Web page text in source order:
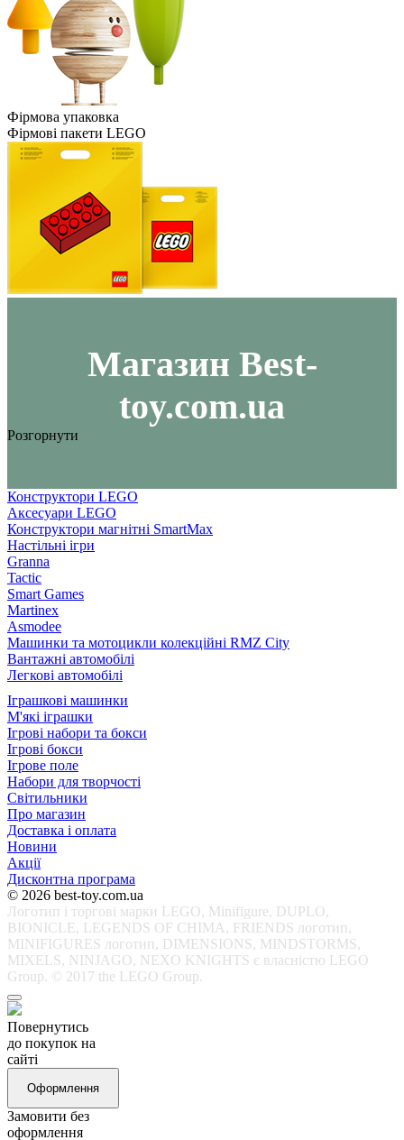
Фірмова упаковка
Фірмові пакети LEGO
Maгазин Best-
toy.com.ua
Розгорнути
Конструктори LEGO
Аксесуари LEGO
Конструктори магнітні SmartMax
Настільні ігри
Granna
Tactic
Smart Games
Martinex
Asmodee
Машинки та мотоцикли колекційні RMZ City
Вантажні автомобілі
Легкові автомобілі
Іграшкові машинки
М'які іграшки
Ігрові набори та бокси
Ігрові бокси
Ігрове поле
Набори для творчості
Світильники
Про магазин
Доставка і оплата
Новини
Акції
Дисконтна програма
© 2026 best-toy.com.ua
Логотип і торгові марки LEGO, Minifigure, DUPLO,
BIONICLE, LEGENDS OF CHIMA, FRIENDS логотип,
MINIFIGURES логотип, DIMENSIONS, MINDSTORMS,
MIXELS, NINJAGO, NEXO KNIGHTS є власністю LEGO
Group. © 2017 the LEGO Group.
Повернутись
до покупок на
сайті
Оформлення
Замовити без
оформлення